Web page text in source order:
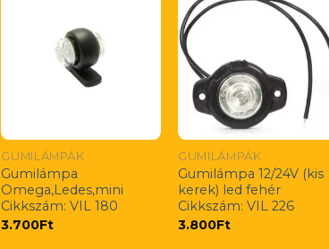
GUMILÁMPÁK
Gumilámpa
Omega,Ledes,mini
Cikkszám: VIL 180
3.700Ft
GUMILÁMPÁK
Gumilámpa 12/24V (kis
kerek) led fehér
Cikkszám: VIL 226
3.800Ft